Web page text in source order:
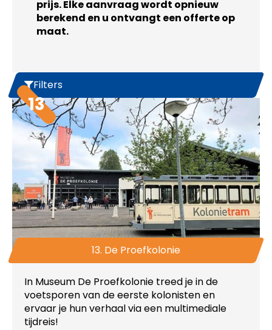
prijs. Elke aanvraag wordt opnieuw
berekend en u ontvangt een offerte op
maat.
Filters
13
13. De Proefkolonie
In Museum De Proefkolonie treed je in de
voetsporen van de eerste kolonisten en
ervaar je hun verhaal via een multimediale
tijdreis!